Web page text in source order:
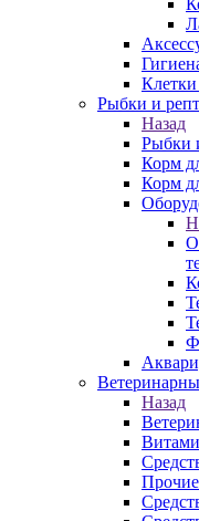
Рыбки и
Назад
Рыбки
Корм
Корм
Назад
Прочие